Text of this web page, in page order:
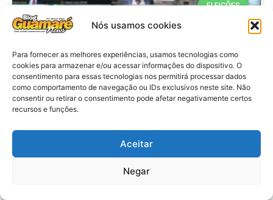
Nós usamos cookies
Para fornecer as melhores experiências, usamos tecnologias como
cookies para armazenar e/ou acessar informações do dispositivo. O
consentimento para essas tecnologias nos permitirá processar dados
como comportamento de navegação ou IDs exclusivos neste site. Não
consentir ou retirar o consentimento pode afetar negativamente certos
recursos e funções.
Aceitar
Negar
ELEIÇÕES
Eleições 2026: procuradores e
promotores eleitorais realizam
reunião de alinhamento no RN